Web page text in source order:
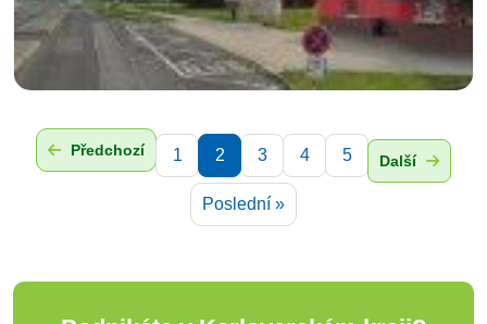
Předchozí 1 2 3 4 5 Další
Poslední »